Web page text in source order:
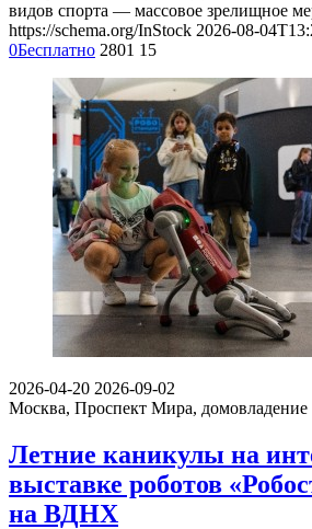
видов спорта — массовое зрелищное
https://schema.org/InStock 2026-08-
0Бесплатно 2801 15
2026-04-20 2026-09-02
Москва, Проспект Мира, домовладение
Летние каникулы на
выставке роботов
на ВДНХ